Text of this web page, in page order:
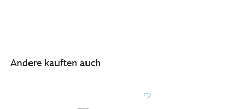
Andere kauften auch